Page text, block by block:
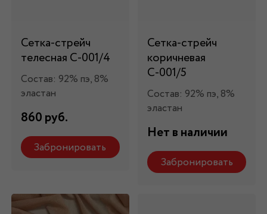
Сетка-стрейч
телесная С-001/4
Состав: 92% пэ, 8%
эластан
860 руб.
Забронировать
Сетка-стрейч
коричневая
С-001/5
Состав: 92% пэ, 8%
эластан
Нет в наличии
Забронировать